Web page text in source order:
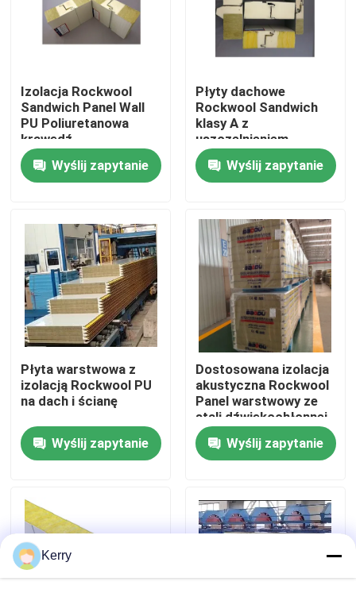
Dom
Produkty
O nas
Wycieczka po fabryce
Kontrola jakości
Skontaktuj się z nami
Poprosić o wycenę
Magazyn konstrukcji stalowych
Izolacja Rockwool
Sandwich Panel Wall
PU Poliuretanowa
krawędź
Wyślij zapytanie
Płyty dachowe
Rockwool Sandwich
klasy A z
uszczelnieniem
poliuretanowym
Ognioodporne
Wyślij zapytanie
Płyta warstwowa z
izolacją Rockwool PU
na dach i ścianę
Wyślij zapytanie
Dostosowana izolacja
akustyczna Rockwool
Panel warstwowy ze
stali dźwiękochłonnej
Wyślij zapytanie
Kerry